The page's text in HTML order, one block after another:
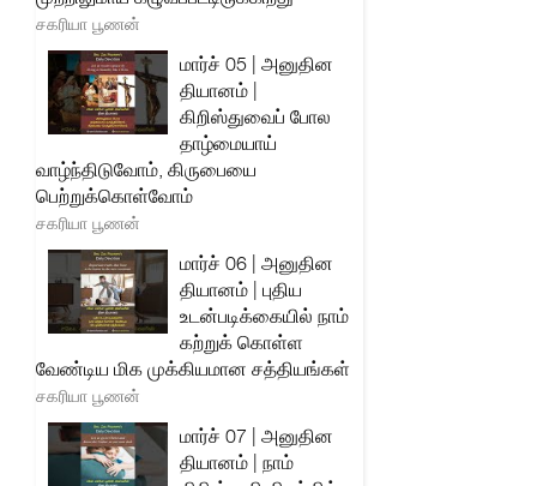
சகரியா பூணன்
மார்ச் 05 | அனுதின
தியானம் |
கிறிஸ்துவைப் போல
தாழ்மையாய்
வாழ்ந்திடுவோம், கிருபையை
பெற்றுக்கொள்வோம்
சகரியா பூணன்
மார்ச் 06 | அனுதின
தியானம் | புதிய
உடன்படிக்கையில் நாம்
கற்றுக் கொள்ள
வேண்டிய மிக முக்கியமான சத்தியங்கள்
சகரியா பூணன்
மார்ச் 07 | அனுதின
தியானம் | நாம்